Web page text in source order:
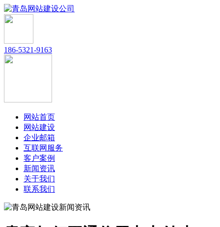
186-5321-9163
网站首页
网站建设
企业邮箱
互联网服务
客户案例
新闻资讯
关于我们
联系我们